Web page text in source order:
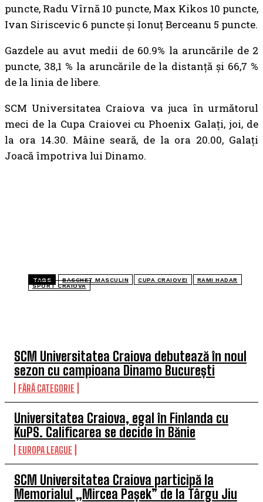
SCM Universitatea Craiova debutează în noul
sezon cu campioana Dinamo București
FĂRĂ CATEGORIE
Universitatea Craiova, egal în Finlanda cu
KuPS. Calificarea se decide în Bănie
EUROPA LEAGUE
SCM Universitatea Craiova participă la
Memorialul „Mircea Pașek” de la Târgu Jiu
puncte, Radu Vîrnă 10 puncte, Max Kikos 10 puncte,
Ivan Siriscevic 6 puncte și Ionuț Berceanu 5 puncte.
Gazdele au avut medii de 60.9% la aruncările de 2
puncte, 38,1 % la aruncările de la distanță și 66,7 %
de la linia de libere.
SCM Universitatea Craiova va juca în următorul
meci de la Cupa Craiovei cu Phoenix Galați, joi, de
la ora 14.30. Mâine seară, de la ora 20.00, Galați
Joacă împotriva lui Dinamo.
TAGS BASCHET MASCULIN CUPA CRAIOVEI
RAMI HADAR
SPORT CRAIOVA